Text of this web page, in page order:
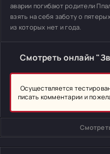
аварии погибают родители
взять на себя заботу о
из которых нет и года.
Смотреть онлайн
Осуществляется
писать комментарии и